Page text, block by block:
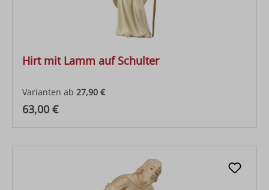
Hirt mit Lamm auf Schulter
Varianten ab 27,90 €
Regulärer Preis:
63,00 €